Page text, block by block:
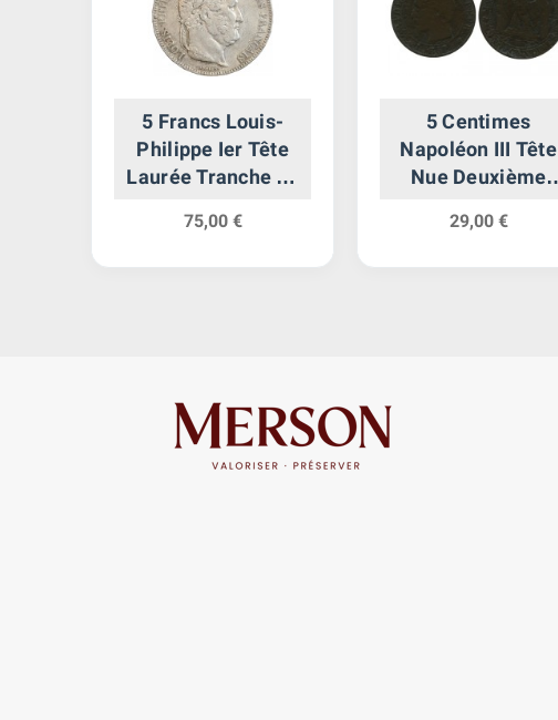
5 Francs Louis-
Philippe Ier Tête
Laurée Tranche en
75,00 €
5 Centimes
Napoléon III Tête
Nue Deuxième
29,00 €